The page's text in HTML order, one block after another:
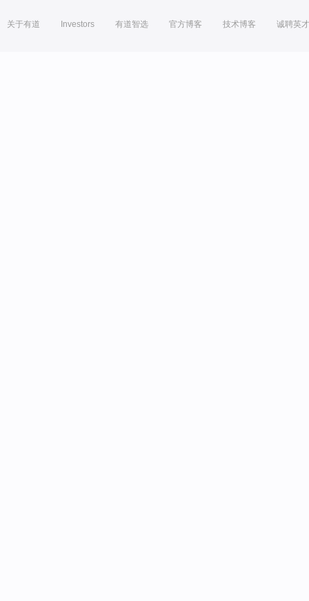
关于有道 Investors 有道智选 官方博客 技术博客 诚聘英才